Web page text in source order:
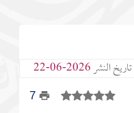
تاريخ النشر2026-06-22
7